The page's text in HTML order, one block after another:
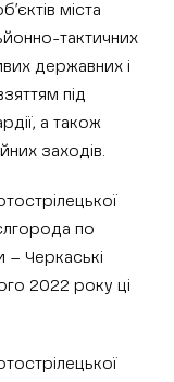
міста
тактичних
державних і
під
а також
заходів.
по
Черкаські
2022 року ці